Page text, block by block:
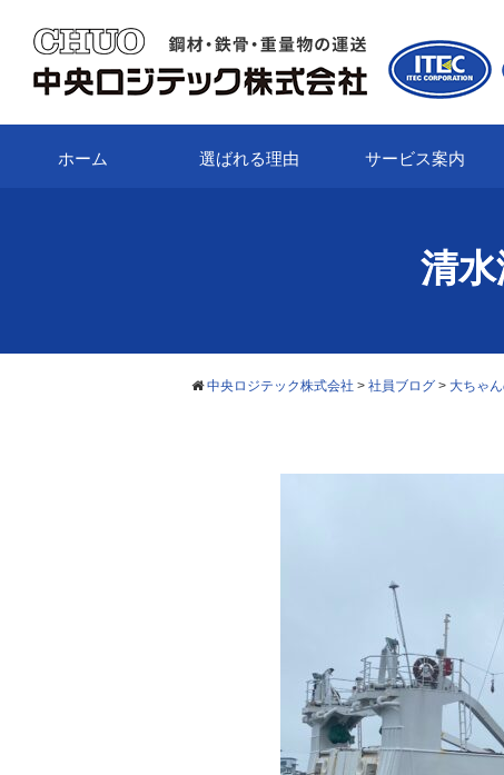
ホーム 選ばれる理由 サービス案内
清
中央ロジテック株式会社 > 社員ブログ > 大ちゃ